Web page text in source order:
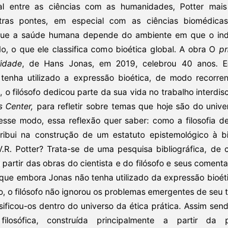
entre as ciências com as humanidades, Potter
pontes, em especial com as ciências
a saúde humana depende do ambiente em que o
o que ele classifica como bioética global. A obra O
, de Hans Jonas, em 2019, celebrou 40 anos.
utilizado a expressão bioética, de modo
o filósofo dedicou parte da sua vida no trabalho
Center, para refletir sobre temas que hoje são do
modo, essa reflexão quer saber: como a filosofia
na construção de um estatuto epistemológico à
Potter? Trata-se de uma pesquisa bibliográfica, de
partir das obras do cientista e do filósofo e seus
embora Jonas não tenha utilizado da expressão
o filósofo não ignorou os problemas emergentes de seu
os dentro do universo da ética prática. Assim
construída principalmente a partir da